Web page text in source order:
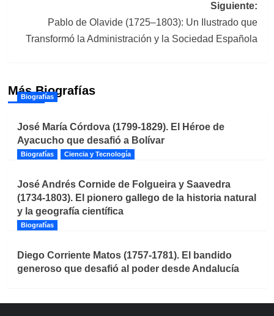
Siguiente:
Pablo de Olavide (1725–1803): Un Ilustrado que
Transformó la Administración y la Sociedad Española
Más Biografías
Biografías
José María Córdova (1799-1829). El Héroe de
Ayacucho que desafió a Bolívar
Biografías Ciencia y Tecnología
José Andrés Cornide de Folgueira y Saavedra
(1734-1803). El pionero gallego de la historia natural
y la geografía científica
Biografías
Diego Corriente Matos (1757-1781). El bandido
generoso que desafió al poder desde Andalucía